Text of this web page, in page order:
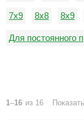
7х9 8х8 8х9
Для постоянного
1–16 из 16